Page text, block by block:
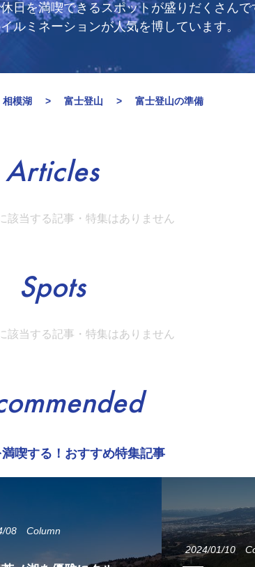
日を満喫できるスポットが盛りだくさん
ルミネーションが人気を博しています。
相模湖 富士登山 富士登山の準備
Articles
該当する記事・特集はありません
Spots
該当する記事・特集はありません
喫する！おすすめ特集記事
08 Column
2024/01/10